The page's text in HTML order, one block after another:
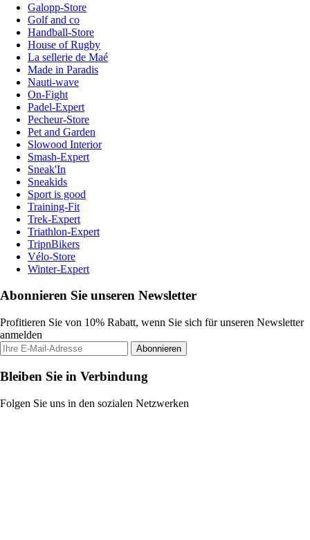
Galopp-Store
Golf and co
Handball-Store
House of Rugby
La sellerie de Maé
Made in Paradis
Nauti-wave
On-Fight
Padel-Expert
Pecheur-Store
Pet and Garden
Slowood Interior
Smash-Expert
Sneak'In
Sneakids
Sport is good
Training-Fit
Trek-Expert
Triathlon-Expert
TripnBikers
Vélo-Store
Winter-Expert
Abonnieren Sie unseren Newsletter
Profitieren Sie von 10% Rabatt, wenn Sie sich für unseren Newsletter
anmelden
Abonnieren
Bleiben Sie in Verbindung
Folgen Sie uns in den sozialen Netzwerken